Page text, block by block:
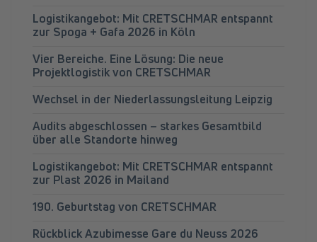
Logistikangebot: Mit CRETSCHMAR entspannt
zur Spoga + Gafa 2026 in Köln
Vier Bereiche. Eine Lösung: Die neue
Projektlogistik von CRETSCHMAR
Wechsel in der Niederlassungsleitung Leipzig
Audits abgeschlossen – starkes Gesamtbild
über alle Standorte hinweg
Logistikangebot: Mit CRETSCHMAR entspannt
zur Plast 2026 in Mailand
190. Geburtstag von CRETSCHMAR
Rückblick Azubimesse Gare du Neuss 2026